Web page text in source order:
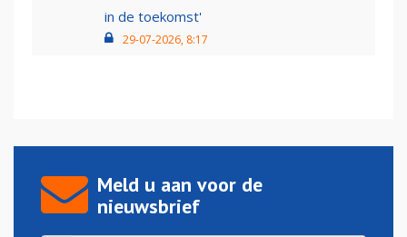
in de toekomst'
29-07-2026, 8:17
Meld u aan voor de
nieuwsbrief